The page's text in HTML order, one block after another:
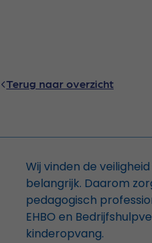
Terug naar overzicht
Wij vinden de
belangrijk. Daarom
pedagogisch
EHBO en
kinderopvang.